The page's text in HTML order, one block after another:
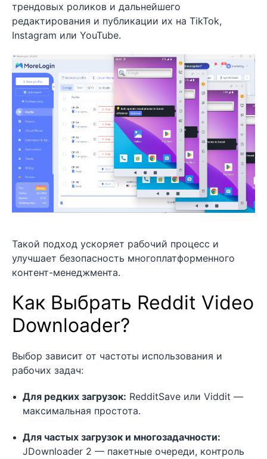
трендовых роликов и дальнейшего
редактирования и публикации их на TikTok,
Instagram или YouTube.
Такой подход ускоряет рабочий процесс и
улучшает безопасность многоплатформенного
контент-менеджмента.
Как Выбрать Reddit Video
Downloader?
Выбор зависит от частоты использования и
рабочих задач:
Для редких загрузок: RedditSave или Viddit —
максимальная простота.
Для частых загрузок и многозадачности:
JDownloader 2 — пакетные очереди, контроль